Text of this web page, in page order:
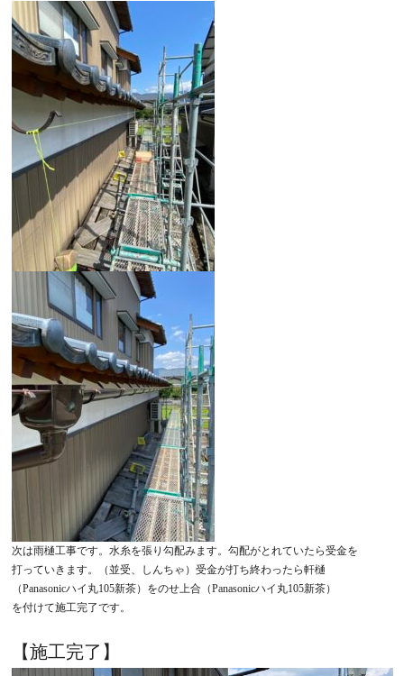
次は雨樋工事です。水糸を張り勾配みます。勾配がとれていたら受金を
打っていきます。（並受、しんちゃ）受金が打ち終わったら軒樋
（Panasonicハイ丸105新茶）をのせ上合（Panasonicハイ丸105新茶）
を付けて施工完了です。
【施工完了】